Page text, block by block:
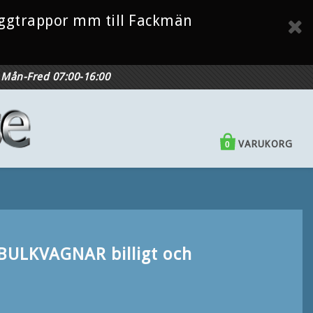
mm till Fackmän
Mån-Fred 07:00-16:00
VARUKORG
0
billigt och